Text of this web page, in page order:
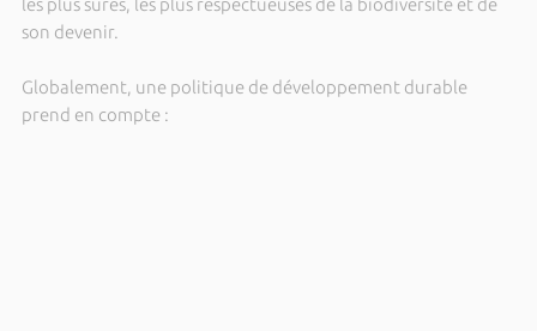
les plus sures, les plus respectueuses de la biodiversité et de
son devenir.
Globalement, une politique de développement durable
prend en compte :